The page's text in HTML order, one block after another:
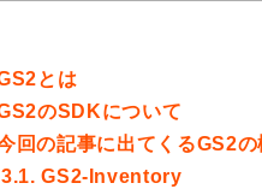
とは
のSDKについて
回の記事に出てくるGS2の
3.1. GS2-Inventory